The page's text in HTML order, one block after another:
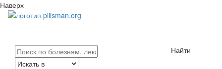
Наверх
Найти